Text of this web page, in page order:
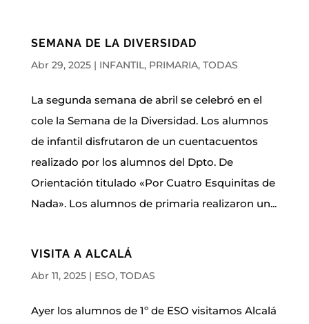
SEMANA DE LA DIVERSIDAD
Abr 29, 2025| INFANTIL, PRIMARIA, TODAS
La segunda semana de abril se celebró en el
cole la Semana de la Diversidad. Los alumnos
de infantil disfrutaron de un cuentacuentos
realizado por los alumnos del Dpto. De
Orientación titulado «Por Cuatro Esquinitas de
Nada». Los alumnos de primaria realizaron un...
VISITA A ALCALÁ
Abr 11, 2025| ESO, TODAS
Ayer los alumnos de 1º de ESO visitamos Alcalá